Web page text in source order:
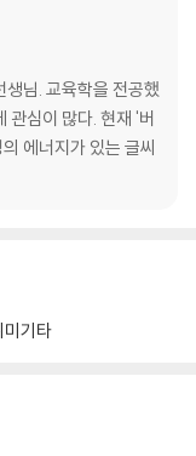
정하게 한다
님. 교육학을 전공했
관심이 많다. 현재 '버
에너지가 있는 글씨
미기타